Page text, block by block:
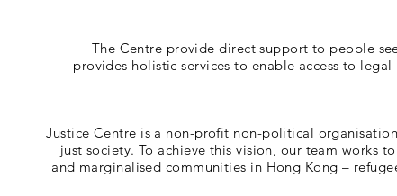
The Centre provide direct support to people
provides holistic services to enable access to
Justice Centre is a non-profit non-political
just society. To achieve this vision, our team works
and marginalised communities in Hong Kong –